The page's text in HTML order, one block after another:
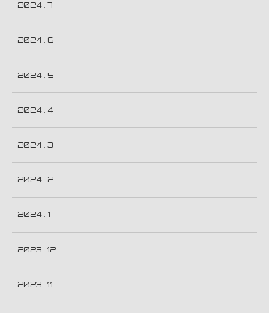
2024 . 7
2024 . 6
2024 . 5
2024 . 4
2024 . 3
2024 . 2
2024 . 1
2023 . 12
2023 . 11